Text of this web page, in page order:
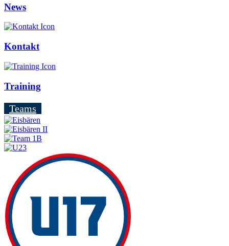
News
Kontakt
Training
Teams